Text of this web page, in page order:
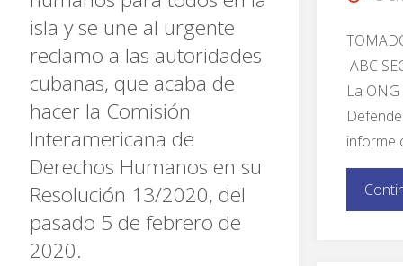
isla y se une al urgente
reclamo a las autoridades
cubanas, que acaba de
hacer la Comisión
Interamericana de
Derechos Humanos en su
Resolución 13/2020, del
pasado 5 de febrero de
2020.
ABC
La
informe